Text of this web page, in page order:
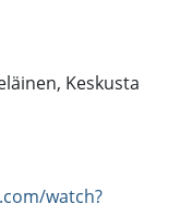
Keskusta
watch?